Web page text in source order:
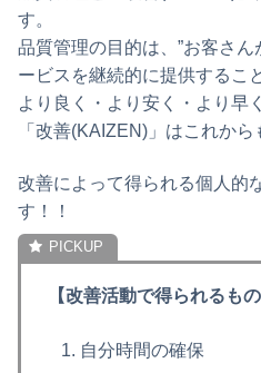
す。
品質管理の目的は、”お客さ
ービスを継続的に提供するこ
より良く・より安く・より早
「改善(KAIZEN)」はこれから
改善によって得られる個人的
す！！
【改善活動で得られるもの
自分時間の確保